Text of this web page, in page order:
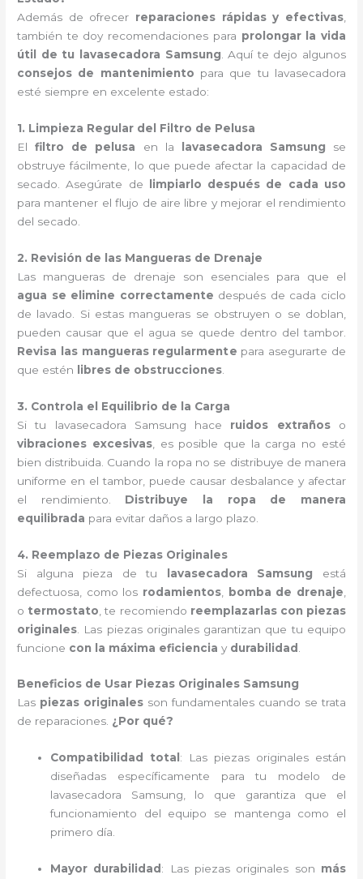
Además de ofrecer reparaciones rápidas y efectivas,
también te doy recomendaciones para prolongar la vida
útil de tu lavasecadora Samsung . Aquí te dejo algunos
consejos de mantenimiento para que tu lavasecadora
esté siempre en excelente estado:
1. Limpieza Regular del Filtro de Pelusa
Elfiltro de pelusa en la lavasecadora Samsung se
obstruye fácilmente, lo que puede afectar la capacidad de
secado. Asegúrate de
limpiarlo después de cada uso
para mantener el flujo de aire libre y mejorar el rendimiento
del secado.
2. Revisión de las Mangueras de Drenaje
Las mangueras de drenaje son esenciales para que el
agua se elimine correctamente después de cada ciclo
de lavado. Si estas mangueras se obstruyen o se doblan,
pueden causar que el agua se quede dentro del tambor.
Revisa las mangueras regularmente para asegurarte de
que estén
libres de obstrucciones
3. Controla el Equilibrio de la Carga
Si tu lavasecadora Samsung hace ruidos extrañoso
vibraciones excesivas, es posible que la carga no esté
bien distribuida. Cuando la ropa no se distribuye de manera
uniforme en el tambor, puede causar desbalance y afectar
el rendimiento. Distribuye la ropa de manera
equilibrada para evitar daños a largo plazo.
4. Reemplazo de Piezas Originales
Si alguna pieza de tu lavasecadora Samsung está
defectuosa, como los rodamientos bomba de drenaje
o termostato , te recomiendo reemplazarlas con piezas
originales . Las piezas originales garantizan que tu equipo
funcione con la máxima eficiencia y durabilidad
Beneficios de Usar Piezas Originales Samsung
Las piezas originales son fundamentales cuando se trata
de reparaciones. ¿Por qué?
Compatibilidad total : Las piezas originales están
diseñadas específicamente para tu modelo de
lavasecadora Samsung, lo que garantiza que el
funcionamiento del equipo se mantenga como el
primero día.
Mayor durabilidad : Las piezas originales son más